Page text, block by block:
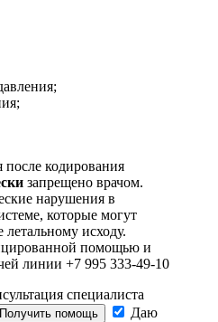
после кодирования
запрещено врачом.
нарушения в
которые могут
исходу.
помощью и
линии +7 995 333-49-10
специалиста
Получить помощь
Даю